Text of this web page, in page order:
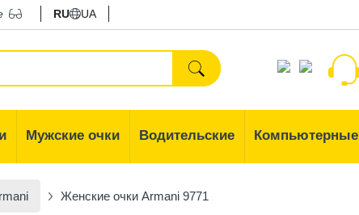
RU UA
Мужские очки Водительские Компьютерные
Женские очки Armani 9771